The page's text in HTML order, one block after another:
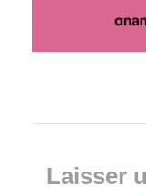
Laisser